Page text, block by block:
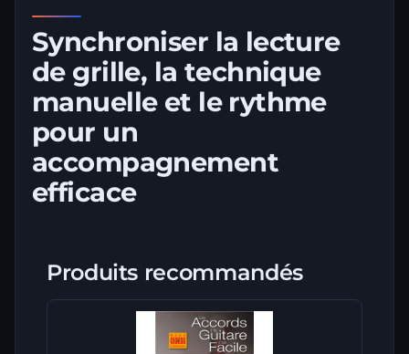
Synchroniser la lecture
de grille, la technique
manuelle et le rythme
pour un
accompagnement
efficace
Produits recommandés